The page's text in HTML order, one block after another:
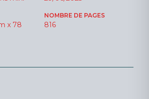
x 78
NOMBRE DE PAGES
816